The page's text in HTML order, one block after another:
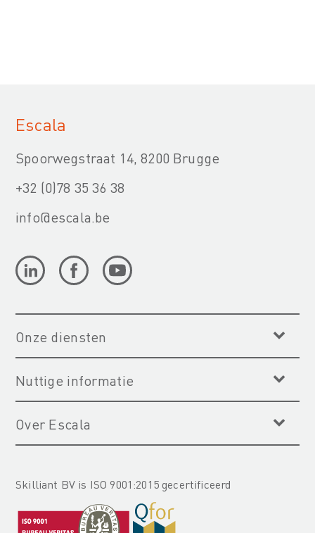
Escala
Spoorwegstraat 14, 8200 Brugge
+32 (0)78 35 36 38
info@escala.be
Onze diensten
Nuttige informatie
Over Escala
Skilliant BV is ISO 9001:2015 gecertificeerd